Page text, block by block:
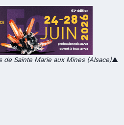
de Sainte Marie aux Mines (Alsace)▲